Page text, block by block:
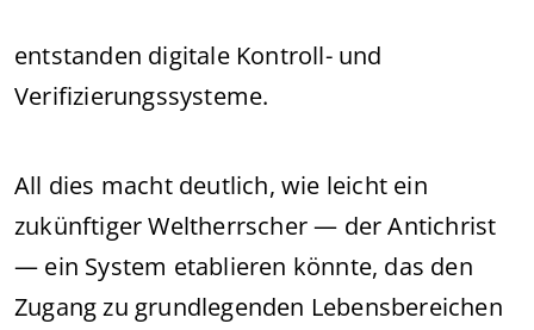
entstanden digitale Kontroll- und
Verifizierungssysteme.
All dies macht deutlich, wie leicht ein
zukünftiger Weltherrscher — der Antichrist
— ein System etablieren könnte, das den
Zugang zu grundlegenden Lebensbereichen